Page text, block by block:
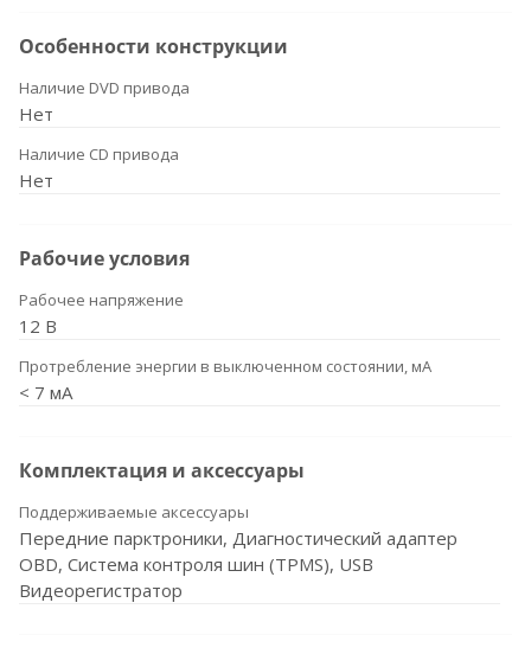
Особенности конструкции
Наличие DVD привода
Нет
Наличие CD привода
Нет
Рабочие условия
Рабочее напряжение
12 В
Протребление энергии в выключенном состоянии, мА
< 7 мА
Комплектация и аксессуары
Поддерживаемые аксессуары
Передние парктроники, Диагностический адаптер
OBD, Система контроля шин (TPMS), USB
Видеорегистратор